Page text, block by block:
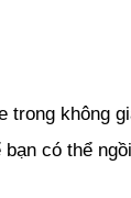
trong không
có thể